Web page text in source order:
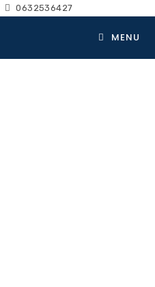
0632536427
MENU